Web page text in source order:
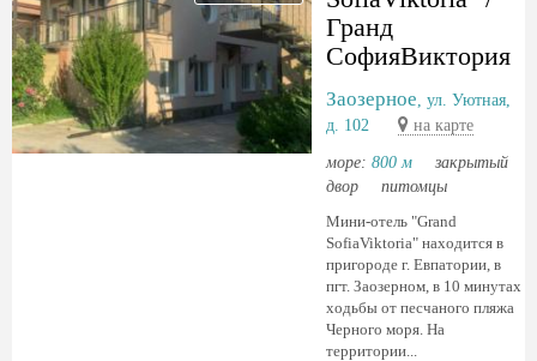
Гранд
СофияВиктория
Заозерное, ул. Уютная,
д. 102
на карте
море: 800 м
закрытый
двор
питомцы
Мини-отель "Grand
SofiaViktoria" находится в
пригороде г. Евпатории, в
пгт. Заозерном, в 10 минутах
ходьбы от песчаного пляжа
Черного моря. На
территории...